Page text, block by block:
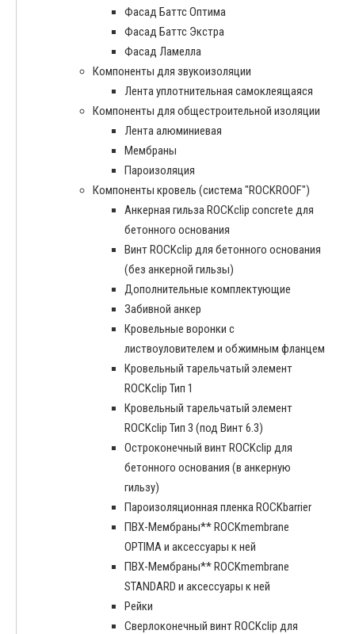
Фасад Баттс Оптима
Фасад Баттс Экстра
Фасад Ламелла
Компоненты для звукоизоляции
Лента уплотнительная самоклеящаяся
Компоненты для общестроительной изоляции
Лента алюминиевая
Мембраны
Пароизоляция
Компоненты кровель (система "ROCKROOF")
Анкерная гильза ROCKclip concrete для
бетонного основания
Винт ROCKclip для бетонного основания
(без анкерной гильзы)
Дополнительные комплектующие
Забивной анкер
Кровельные воронки с
листвоуловителем и обжимным фланцем
Кровельный тарельчатый элемент
ROCKclip Тип 1
Кровельный тарельчатый элемент
ROCKclip Тип 3 (под Винт 6.3)
Остроконечный винт ROCKclip для
бетонного основания (в анкерную
гильзу)
Пароизоляционная пленка ROCKbarrier
ПВХ-Мембраны** ROCKmembrane
OPTIMA и аксессуары к ней
ПВХ-Мембраны** ROCKmembrane
STANDARD и аксессуары к ней
Рейки
Сверлоконечный винт ROCKclip для